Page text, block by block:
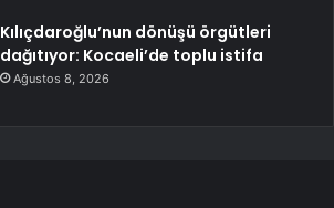
Kılıçdaroğlu’nun dönüşü örgütleri
dağıtıyor: Kocaeli’de toplu istifa
Ağustos 8, 2026